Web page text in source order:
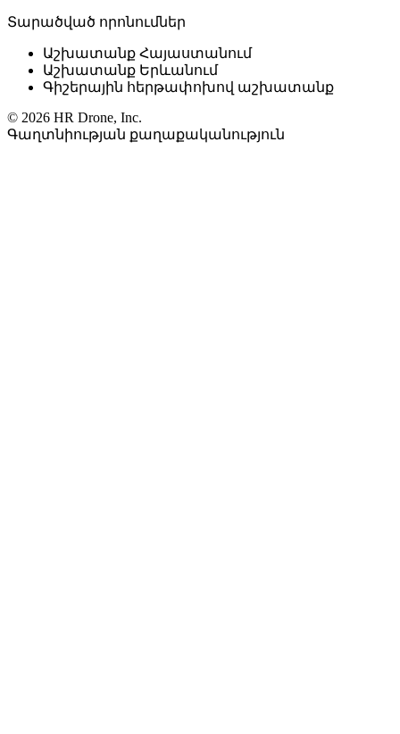
Տարածված որոնումներ
Աշխատանք Հայաստանում
Աշխատանք Երևանում
Գիշերային հերթափոխով աշխատանք
© 2026 HR Drone, Inc.
Գաղտնիության քաղաքականություն